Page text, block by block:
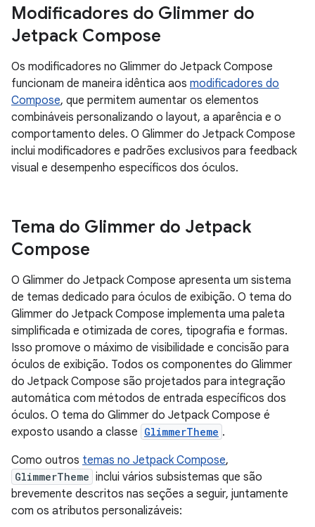
Modificadores do Glimmer do
Jetpack Compose
Os modificadores no Glimmer do Jetpack Compose
funcionam de maneira idêntica aos modificadores do
Compose, que permitem aumentar os elementos
combináveis personalizando o layout, a aparência e o
comportamento deles. O Glimmer do Jetpack Compose
inclui modificadores e padrões exclusivos para feedback
visual e desempenho específicos dos óculos.
Tema do Glimmer do Jetpack
Compose
O Glimmer do Jetpack Compose apresenta um sistema
de temas dedicado para óculos de exibição. O tema do
Glimmer do Jetpack Compose implementa uma paleta
simplificada e otimizada de cores, tipografia e formas.
Isso promove o máximo de visibilidade e concisão para
óculos de exibição. Todos os componentes do Glimmer
do Jetpack Compose são projetados para integração
automática com métodos de entrada específicos dos
óculos. O tema do Glimmer do Jetpack Compose é
exposto usando a classe GlimmerTheme .
Como outros temas no Jetpack Compose,
GlimmerTheme inclui vários subsistemas que são
brevemente descritos nas seções a seguir, juntamente
com os atributos personalizáveis: